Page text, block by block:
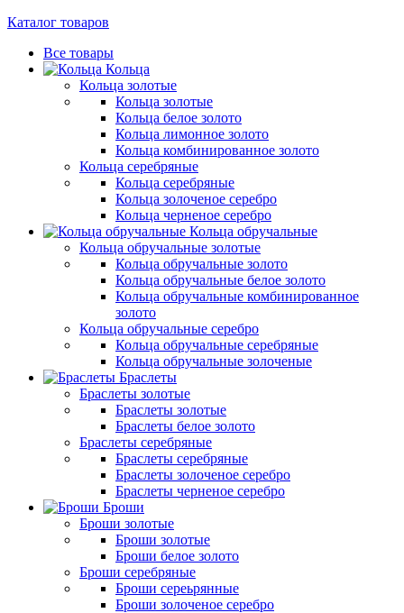
Каталог товаров
Все товары
Кольца
Кольца золотые
Кольца золотые
Кольца белое золото
Кольца лимонное золото
Кольца комбинированное золото
Кольца серебряные
Кольца серебряные
Кольца золоченое серебро
Кольца черненое серебро
Кольца обручальные
Кольца обручальные золотые
Кольца обручальные золото
Кольца обручальные белое золото
Кольца обручальные комбинированное
золото
Кольца обручальные серебро
Кольца обручальные серебряные
Кольца обручальные золоченые
Браслеты
Браслеты золотые
Браслеты золотые
Браслеты белое золото
Браслеты серебряные
Браслеты cеребряные
Браслеты золоченое серебро
Браслеты черненое серебро
Броши
Броши золотые
Броши золотые
Броши белое золото
Броши серебряные
Броши сереьрянные
Броши золоченое серебро